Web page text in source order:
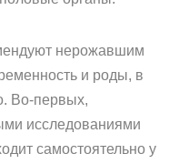
нерожавшим
и роды, в
Во-первых,
исследованиями
самостоятельно у